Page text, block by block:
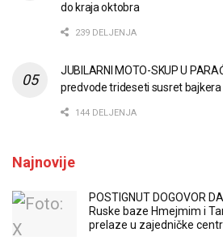
do kraja oktobra
239 DELJENJA
JUBILARNI MOTO-SKUP U
predvode trideseti susret bajkera
144 DELJENJA
Najnovije
POSTIGNUT DOGOVOR
Ruske baze Hmejmim i
prelaze u zajedničke